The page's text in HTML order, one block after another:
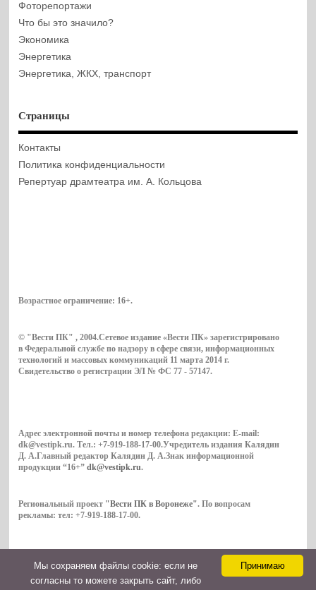
Фоторепортажи
Что бы это значило?
Экономика
Энергетика
Энергетика, ЖКХ, транспорт
Страницы
Контакты
Политика конфиденциальности
Репертуар драмтеатра им. А. Кольцова
Возрастное ограничение: 16+.
© "Вести ПК" , 2004.Сетевое издание «Вести ПК» зарегистрировано
в Федеральной службе по надзору в сфере связи, информационных
технологий и массовых коммуникаций 11 марта 2014 г.
Свидетельство о регистрации ЭЛ № ФС 77 - 57147.
Адрес электронной почты и номер телефона редакции: E-mail:
dk@vestipk.ru. Тел.: +7-919-188-17-00.Учредитель издания Калядин
Д. А.Главный редактор Калядин Д. А.Знак информационной
продукции “16+”dk@vestipk.ru.
Региональный проект "Вести ПК в Воронеже". По вопросам
рекламы: тел: +7-919-188-17-00.
Copyright © 2026. ВестиПК в Воронеже
Контакты
Принимаю
Мы cохраняем файлы cookie: если не
согласны то можете закрыть сайт, либо